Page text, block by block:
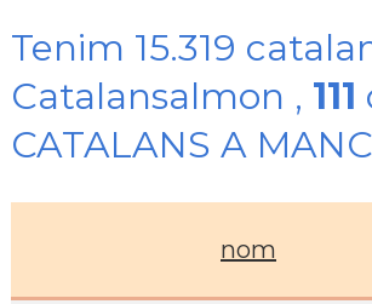
Tenim 15.319
Catalansalmon , 111
CATALANS A
nom